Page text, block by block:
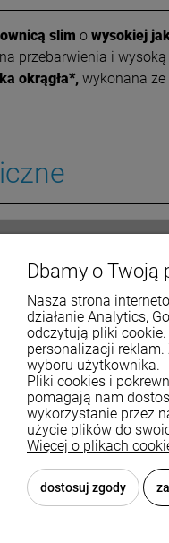
slim o wysokiej
na przebarwienia i
okrągła*, wykonana
Dbamy o Twoją
Nasza strona
działanie Analytics,
odczytują pliki
personalizacji
wyboru użytkownika.
Pliki cookies i
pomagają nam
wykorzystanie przez
użycie plików do
Więcej o plikach
dostosuj zgody